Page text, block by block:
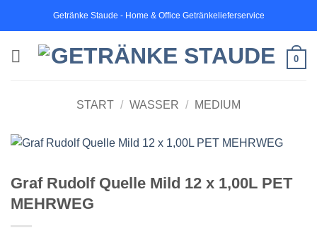
springen
Getränke Staude - Home & Office Getränkelieferservice
0
START / WASSER / MEDIUM
Graf Rudolf Quelle Mild 12 x 1,00L PET
MEHRWEG